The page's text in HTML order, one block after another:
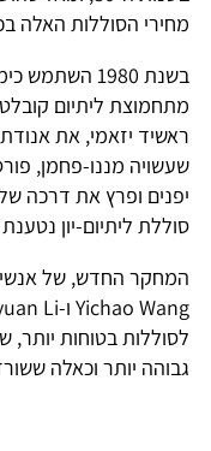
מחירי הסוללות האלה בכ-
בשנת 1980
מתחמוצת ליתיום
ראשיד יזאמי, את
שעשויה מננו-פחמן,
יפנים ופרץ את דרכה
סוללת ליתיום-יון
לסוללות בטוחות יותר,
גבוהה יותר וכאלה